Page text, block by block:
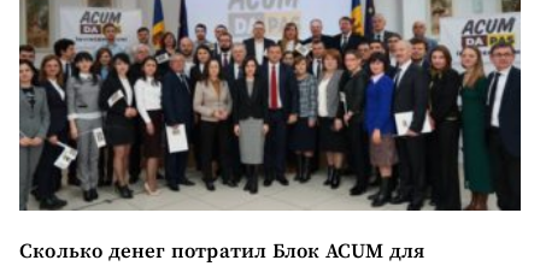
Сколько денег потратил Блок ACUM для